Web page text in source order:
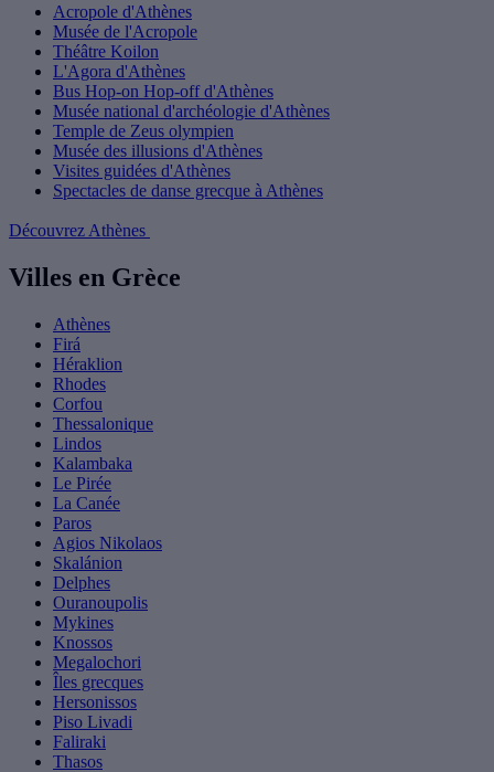
Acropole d'Athènes
Musée de l'Acropole
Théâtre Koilon
L'Agora d'Athènes
Bus Hop-on Hop-off d'Athènes
Musée national d'archéologie d'Athènes
Temple de Zeus olympien
Musée des illusions d'Athènes
Visites guidées d'Athènes
Spectacles de danse grecque à Athènes
Découvrez Athènes
Villes en Grèce
Athènes
Firá
Héraklion
Rhodes
Corfou
Thessalonique
Lindos
Kalambaka
Le Pirée
La Canée
Paros
Agios Nikolaos
Skalánion
Delphes
Ouranoupolis
Mykines
Knossos
Megalochori
Îles grecques
Hersonissos
Piso Livadi
Faliraki
Thasos